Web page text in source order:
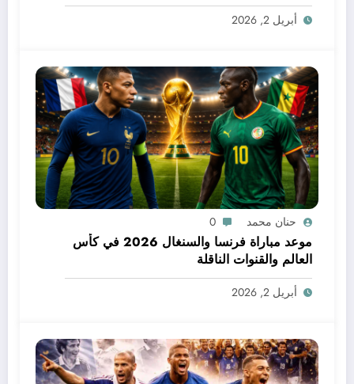
أبريل 2, 2026
حنان محمد 0
موعد مباراة فرنسا والسنغال 2026 في كأس
العالم والقنوات الناقلة
أبريل 2, 2026